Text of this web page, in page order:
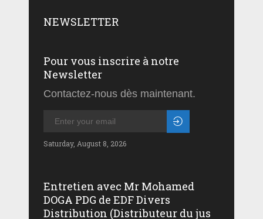
NEWSLETTER
Pour vous inscrire à notre
Newsletter
Contactez-nous dès maintenant.
Saturday, August 8, 2026
Entretien avec Mr Mohamed
DOGA PDG de EDF Divers
Distribution (Distributeur du jus